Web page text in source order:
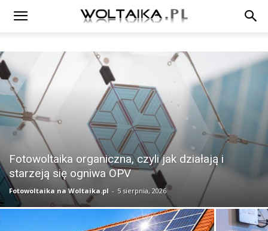
Fotowoltaika organiczna, czyli jak działają i
starzeją się ogniwa OPV
Fotowoltaika na Woltaika.pl - 5 sierpnia, 2026